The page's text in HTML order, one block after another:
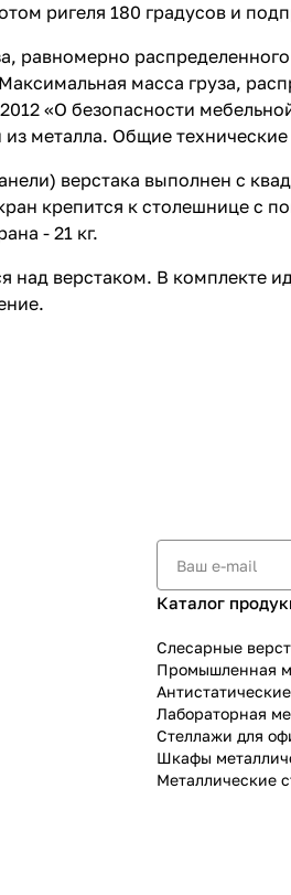
ригеля 180 градусов и
равномерно
масса груза,
«О безопасности
металла. Общие технические
верстака выполнен с
крепится к столешнице
- 21 кг.
над верстаком. В
Каталог
Слесарные
Промышленная
Лабораторная
Стеллажи для
Шкафы
Металлические